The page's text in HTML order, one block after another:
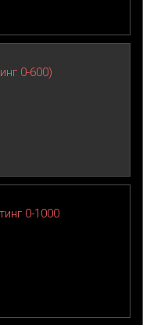
0-600)
0-1000